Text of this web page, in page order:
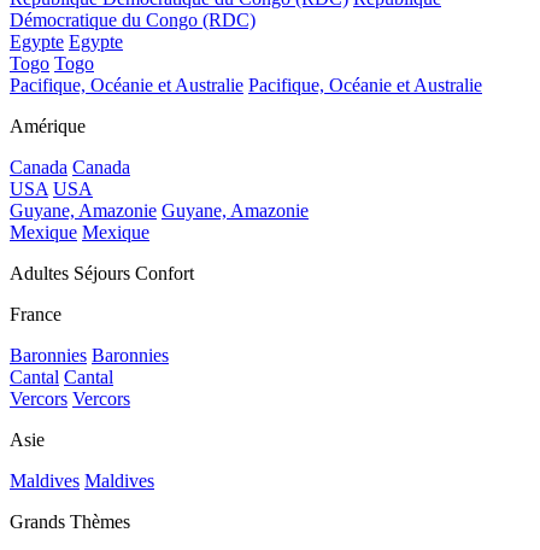
Démocratique du Congo (RDC)
Egypte Egypte
Togo Togo
Pacifique, Océanie et Australie Pacifique, Océanie et Australie
Amérique
Canada Canada
USA USA
Guyane, Amazonie Guyane, Amazonie
Mexique Mexique
Adultes Séjours Confort
France
Baronnies Baronnies
Cantal Cantal
Vercors Vercors
Asie
Maldives Maldives
Grands Thèmes